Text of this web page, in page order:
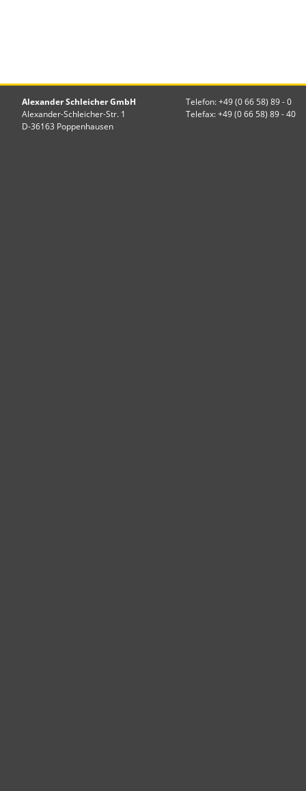
Alexander Schleicher GmbH
Alexander-Schleicher-Str. 1
D-36163 Poppenhausen
Telefon: +49 (0 66 58) 89 - 0
Telefax: +49 (0 66 58) 89 - 40